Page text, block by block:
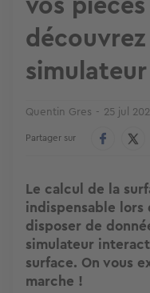
Quentin Gres 25 jul
Partager sur
Le calcul de la
indispensable
disposer de
simulateur
surface. On vous
marche !